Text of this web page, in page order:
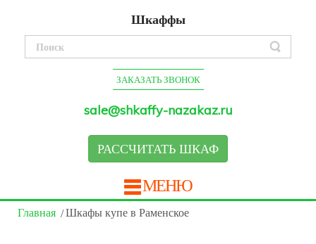
Шкаффы
ЗАКАЗАТЬ ЗВОНОК
sale@shkaffy-nazakaz.ru
РАССЧИТАТЬ ШКАФ
МЕНЮ
Главная Шкафы купе в Раменское